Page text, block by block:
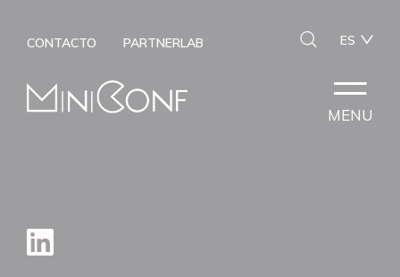
CONTACTO ES
PARTNERLAB
MENU